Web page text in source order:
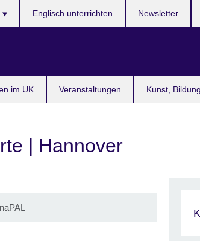
im UK Veranstaltungen Kunst,
Englisch unterrichten Newsletter
| Hannover